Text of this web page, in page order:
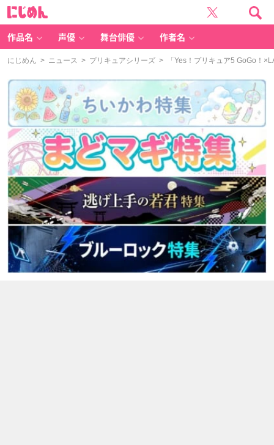
作品名 声優 舞台俳優 作者名
にじめん > ニュース > プリキュアシリーズ > 「Yes！プリキュア5 GoGo！